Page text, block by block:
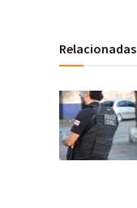
Relacionadas